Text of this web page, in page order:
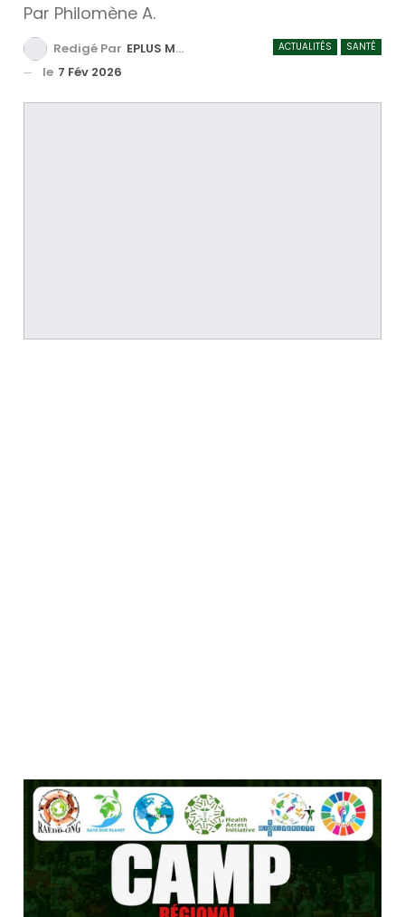
Par Philomène A.
ACTUALITÉS SANTÉ
Redigé Par EPLUS MEDIA TV
le 7 Fév 2026